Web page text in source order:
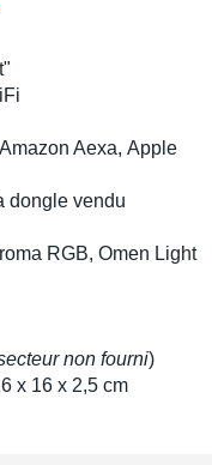
"
Amazon Aexa, Apple
dongle vendu
RGB, Omen Light
non fourni)
x 16 x 2,5 cm